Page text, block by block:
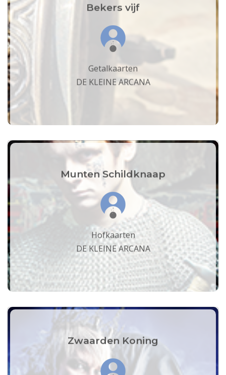
Bekers vijf
Getalkaarten
DE KLEINE ARCANA
Munten Schildknaap
Hofkaarten
DE KLEINE ARCANA
Zwaarden Koning